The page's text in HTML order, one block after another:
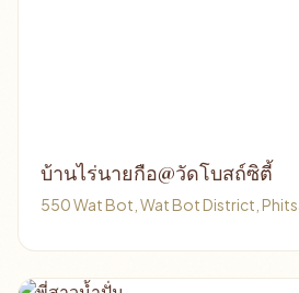
บ้านไร่นายกือ@วัดโบสถ์ซิตี้
550 Wat Bot, Wat Bot District,